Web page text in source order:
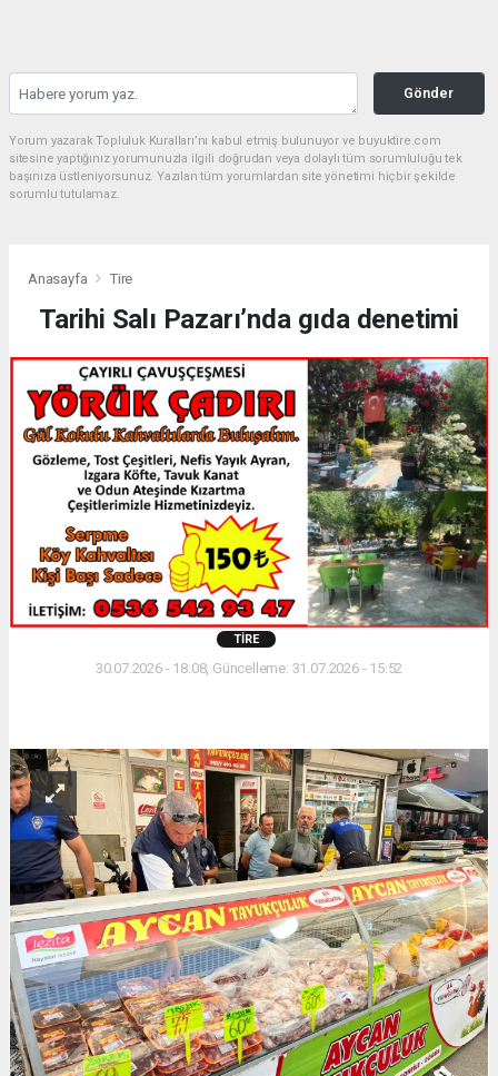
Gönder
Yorum yazarak Topluluk Kuralları’nı kabul etmiş bulunuyor ve buyuktire.com
sitesine yaptığınız yorumunuzla ilgili doğrudan veya dolaylı tüm sorumluluğu tek
başınıza üstleniyorsunuz. Yazılan tüm yorumlardan site yönetimi hiçbir şekilde
sorumlu tutulamaz.
Anasayfa Tire
Tarihi Salı Pazarı’nda gıda denetimi
TIRE
30.07.2026 - 18:08, Güncelleme: 31.07.2026 - 15:52